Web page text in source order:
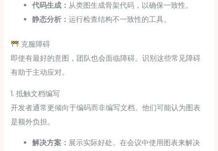
代码生成：从类图生成骨架代码，以确保一致性。
静态分析：运行检查结构不一致性的工具。
克服障碍
即使有最好的意图，团队也会面临障碍。识别这些常见障碍
有助于主动应对。
1. 抵触文档编写
开发者通常更倾向于编码而非编写文档。他们可能认为图表
是额外负担。
解决方案： 展示实际好处。在会议中使用图表来解决